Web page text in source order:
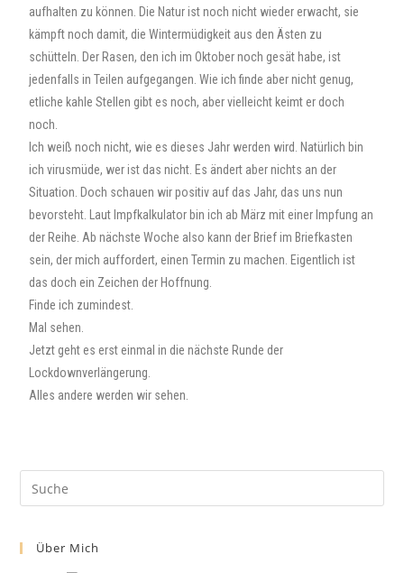
aufhalten zu können. Die Natur ist noch nicht wieder erwacht, sie
kämpft noch damit, die Wintermüdigkeit aus den Ästen zu
schütteln. Der Rasen, den ich im Oktober noch gesät habe, ist
jedenfalls in Teilen aufgegangen. Wie ich finde aber nicht genug,
etliche kahle Stellen gibt es noch, aber vielleicht keimt er doch
noch.
Ich weiß noch nicht, wie es dieses Jahr werden wird. Natürlich bin
ich virusmüde, wer ist das nicht. Es ändert aber nichts an der
Situation. Doch schauen wir positiv auf das Jahr, das uns nun
bevorsteht. Laut Impfkalkulator bin ich ab März mit einer Impfung an
der Reihe. Ab nächste Woche also kann der Brief im Briefkasten
sein, der mich auffordert, einen Termin zu machen. Eigentlich ist
das doch ein Zeichen der Hoffnung.
Finde ich zumindest.
Mal sehen.
Jetzt geht es erst einmal in die nächste Runde der
Lockdownverlängerung.
Alles andere werden wir sehen.
Über Mich